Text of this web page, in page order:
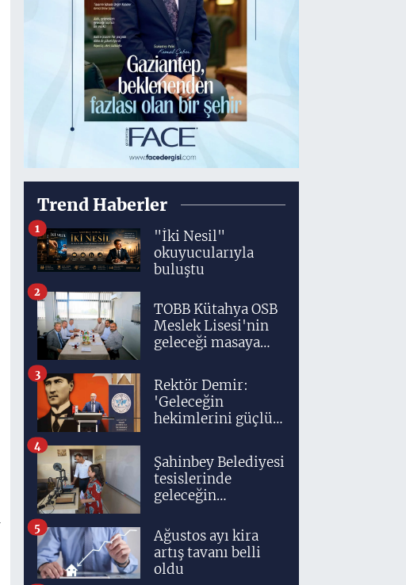
Trend Haberler
"İki Nesil"
okuyucularıyla
buluştu
1
TOBB Kütahya OSB
Meslek Lisesi'nin
geleceği masaya
2
Rektör Demir:
'Geleceğin
hekimlerini güçlü
klinik altyapıyla
yetiştiriyoruz'
3
Şahinbey Belediyesi
tesislerinde
geleceğin
teknolojiyle
yetişiyor
4
Ağustos ayı kira
artış tavanı belli
oldu
5